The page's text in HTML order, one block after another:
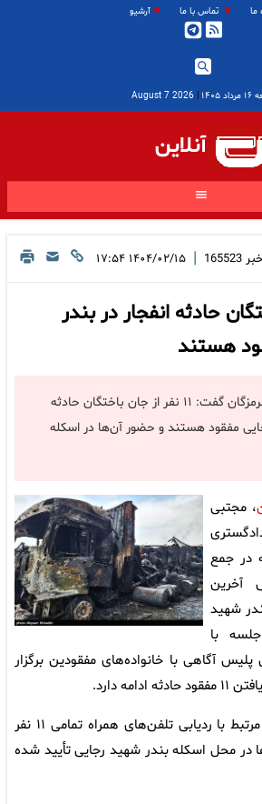
ما تماس با ما آرشیو
۱۴۰۵ |
2026 August 7
آنلاین
165523
| ۱۴۰۴/۰۲/۱۵ ۱۷:۵۴
حادثه انفجار در بندر
هستند
رئیس کل دادگستری هرمزگان گفت: ۱۱ نفر از جان باختگان حادثه
مفقود هستند و حضور آن‌ها در اسکله
، مجتبی
در جمع
آخرین
شهید
با
آگاهی با خانواده‌های مفقودین برگزار
دارد.
وی افزود: اقدامات فنی مرتبط با ردیابی تلفن‌های همراه تمامی ۱۱ نفر
در محل اسکله بندر شهید رجایی تأیید شده